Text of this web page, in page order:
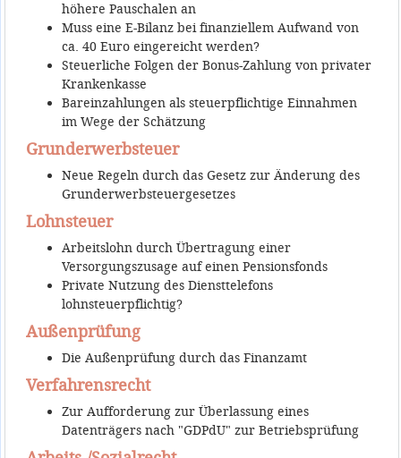
höhere Pauschalen an
Muss eine E-Bilanz bei finanziellem Aufwand von
ca. 40 Euro eingereicht werden?
Steuerliche Folgen der Bonus-Zahlung von privater
Krankenkasse
Bareinzahlungen als steuerpflichtige Einnahmen
im Wege der Schätzung
Grunderwerbsteuer
Neue Regeln durch das Gesetz zur Änderung des
Grunderwerbsteuergesetzes
Lohnsteuer
Arbeitslohn durch Übertragung einer
Versorgungszusage auf einen Pensionsfonds
Private Nutzung des Diensttelefons
lohnsteuerpflichtig?
Außenprüfung
Die Außenprüfung durch das Finanzamt
Verfahrensrecht
Zur Aufforderung zur Überlassung eines
Datenträgers nach "GDPdU" zur Betriebsprüfung